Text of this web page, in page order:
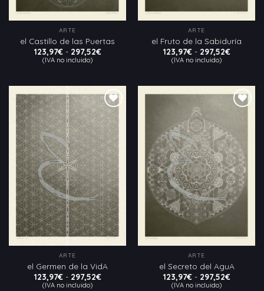
ARTE
el Castillo de las Puertas
123,97€ - 297,52€Rango
hasta
297,52€
(IVA no incluido)
ARTE
el Fruto de la Sabiduría
123,97€ - 297,52€Rango
hasta
297,52€
(IVA no incluido)
Añadir
a la
lista
de
deseos
ARTE
el Germen de la VidA
123,97€ - 297,52€Rango
(IVA no incluido)
Añadir
a la
lista
de
deseos
ARTE
el Secreto del AguA
123,97€ - 297,52€Rango
(IVA no incluido)